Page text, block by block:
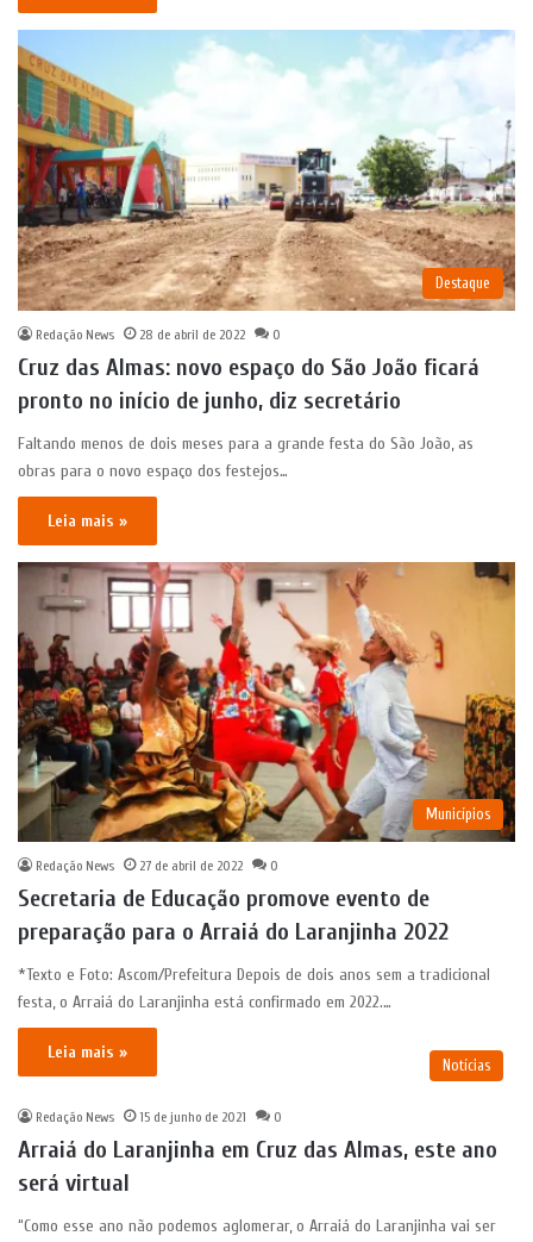
Destaque
Redação News 28 de abril de 2022 0
Cruz das Almas: novo espaço do São João ficará
pronto no início de junho, diz secretário
Faltando menos de dois meses para a grande festa do São João, as
obras para o novo espaço dos festejos…
Leia mais »
Municípios
Redação News 27 de abril de 2022 0
Secretaria de Educação promove evento de
preparação para o Arraiá do Laranjinha 2022
*Texto e Foto: Ascom/Prefeitura Depois de dois anos sem a tradicional
festa, o Arraiá do Laranjinha está confirmado em 2022.…
Leia mais »
Notícias
Redação News 15 de junho de 2021 0
Arraiá do Laranjinha em Cruz das Almas, este ano
será virtual
“Como esse ano não podemos aglomerar, o Arraiá do Laranjinha vai ser